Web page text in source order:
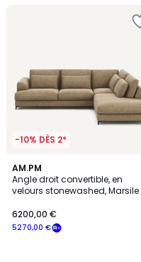
-10% DÈS 2*
AM.PM
Angle droit convertible, en
velours stonewashed, Marsile
5270,00 €
6200,00 €
3
Couleurs